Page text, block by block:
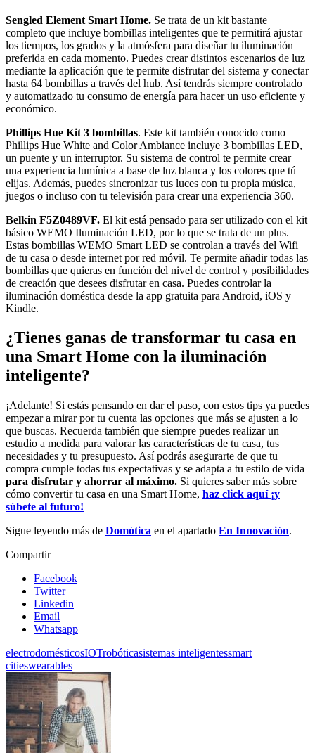
Sengled Element Smart Home. Se trata de un kit bastante
completo que incluye bombillas inteligentes que te permitirá ajustar
los tiempos, los grados y la atmósfera para diseñar tu iluminación
preferida en cada momento. Puedes crear distintos escenarios de luz
mediante la aplicación que te permite disfrutar del sistema y conectar
hasta 64 bombillas a través del hub. Así tendrás siempre controlado
y automatizado tu consumo de energía para hacer un uso eficiente y
económico.
Phillips Hue Kit 3 bombillas. Este kit también conocido como
Phillips Hue White and Color Ambiance incluye 3 bombillas LED,
un puente y un interruptor. Su sistema de control te permite crear
una experiencia lumínica a base de luz blanca y los colores que tú
elijas. Además, puedes sincronizar tus luces con tu propia música,
juegos o incluso con tu televisión para crear una experiencia 360.
Belkin F5Z0489VF. El kit está pensado para ser utilizado con el kit
básico WEMO Iluminación LED, por lo que se trata de un plus.
Estas bombillas WEMO Smart LED se controlan a través del Wifi
de tu casa o desde internet por red móvil. Te permite añadir todas las
bombillas que quieras en función del nivel de control y posibilidades
de creación que desees disfrutar en casa. Puedes controlar la
iluminación doméstica desde la app gratuita para Android, iOS y
Kindle.
¿Tienes ganas de transformar tu casa en
una Smart Home con la iluminación
inteligente?
¡Adelante! Si estás pensando en dar el paso, con estos tips ya puedes
empezar a mirar por tu cuenta las opciones que más se ajusten a lo
que buscas. Recuerda también que siempre puedes realizar un
estudio a medida para valorar las características de tu casa, tus
necesidades y tu presupuesto. Así podrás asegurarte de que tu
compra cumple todas tus expectativas y se adapta a tu estilo de vida
para disfrutar y ahorrar al máximo. Si quieres saber más sobre
cómo convertir tu casa en una Smart Home, haz click aquí ¡y
súbete al futuro!
Sigue leyendo más de Domótica en el apartado En Innovación.
Compartir
Facebook
Twitter
Linkedin
Email
Whatsapp
electrodomésticosIOTrobóticasistemas inteligentessmart
citieswearables